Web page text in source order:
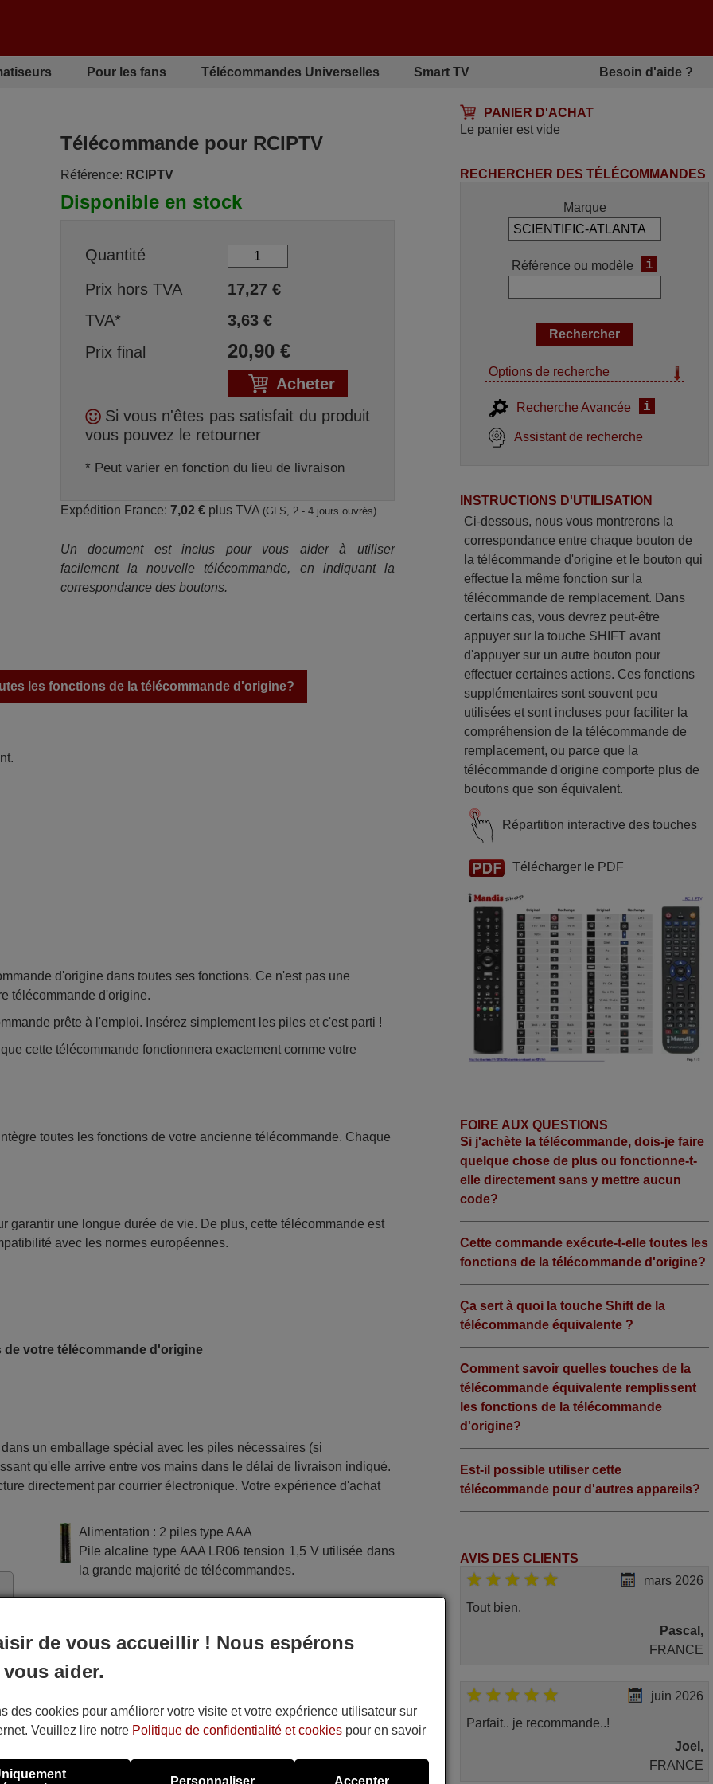
Pour les fans Télécommandes Universelles Smart TV Besoin d'aide ?
PANIER D'ACHAT
Le panier est vide
Télécommande pour RCIPTV
Référence: RCIPTV
Disponible en stock
Quantité
Prix hors TVA
17,27€
TVA*
3,63€
Prix final
20,90€
Acheter
Si vous n'êtes pas satisfait du produit
vous pouvez le retourner
* Peut varier en fonction du lieu de livraison
Expédition France: 7,02 €plus TVA (GLS, 2 - 4 jours ouvrés)
Un document est inclus pour vous aider à utiliser
facilement la nouvelle télécommande, en indiquant la
correspondance des boutons.
les fonctions de la télécommande d'origine?
d'origine dans toutes ses fonctions. Ce n'est pas une
télécommande d'origine.
prête à l'emploi. Insérez simplement les piles et c'est parti !
cette télécommande fonctionnera exactement comme votre
toutes les fonctions de votre ancienne télécommande. Chaque
garantir une longue durée de vie. De plus, cette télécommande est
avec les normes européennes.
votre télécommande d'origine
un emballage spécial avec les piles nécessaires (si
qu'elle arrive entre vos mains dans le délai de livraison indiqué.
directement par courrier électronique. Votre expérience d'achat
Alimentation : 2 piles type AAA
Pile alcaline type AAA LR06 tension 1,5 V utilisée dans
la grande majorité de télécommandes.
RECHERCHER DES TÉLÉCOMMANDES
Marque
Référence ou modèle i
Options de recherche
Recherche Avancée i
Assistant de recherche
INSTRUCTIONS D'UTILISATION
Ci-dessous, nous vous montrerons la
correspondance entre chaque bouton de
la télécommande d'origine et le bouton qui
effectue la même fonction sur la
télécommande de remplacement. Dans
certains cas, vous devrez peut-être
appuyer sur la touche SHIFT avant
d'appuyer sur un autre bouton pour
effectuer certaines actions. Ces fonctions
supplémentaires sont souvent peu
utilisées et sont incluses pour faciliter la
compréhension de la télécommande de
remplacement, ou parce que la
télécommande d'origine comporte plus de
boutons que son équivalent.
Répartition interactive des touches
Télécharger le PDF
FOIRE AUX QUESTIONS
Si j'achète la télécommande, dois-je faire
quelque chose de plus ou fonctionne-t-
elle directement sans y mettre aucun
code?
Cette commande exécute-t-elle toutes les
fonctions de la télécommande d'origine?
Ça sert à quoi la touche Shift de la
télécommande équivalente ?
Comment savoir quelles touches de la
télécommande équivalente remplissent
les fonctions de la télécommande
d'origine?
Est-il possible utiliser cette
télécommande pour d'autres appareils?
AVIS DES CLIENTS
mars 2026
Tout bien.
Pascal,
FRANCE
juin 2026
Parfait.. je recommande..!
Joel,
FRANCE
de vous accueillir ! Nous espérons
aider.
des cookies pour améliorer votre visite et votre expérience utilisateur sur
Veuillez lire notre Politique de confidentialité et cookies pour en savoir